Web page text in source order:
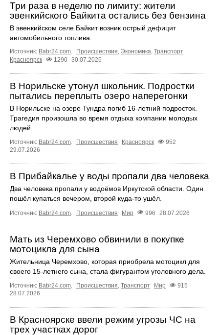
Три раза в неделю по лимиту: жители
эвенкийского Байкита остались без бензина
В эвенкийском селе Байкит возник острый дефицит
автомобильного топлива.
Источник: Babr24.com. Происшествия, Экономика, Транспорт
Красноярск
1290 30.07.2026
В Норильске утонул школьник. Подростки
пытались переплыть озеро наперегонки
В Норильске на озере Тундра погиб 16-летний подросток.
Трагедия произошла во время отдыха компании молодых
людей.
Источник: Babr24.com. Происшествия Красноярск
952
29.07.2026
В Прибайкалье у воды пропали два человека
Два человека пропали у водоёмов Иркутской области. Один
пошёл купаться вечером, второй куда‑то ушёл.
Источник: Babr24.com Происшествия Мир 996 28.07.2026
Мать из Черемхово обвинили в покупке
мотоцикла для сына
Жительница Черемхово, которая приобрела мотоцикл для
своего 15‑летнего сына, стала фигурантом уголовного дела.
Источник: Babr24.com Происшествия Транспорт Мир
915
28.07.2026
В Красноярске ввели режим угрозы ЧС на
трех участках дорог